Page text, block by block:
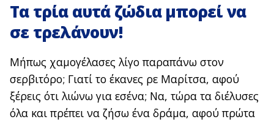
Τα τρία αυτά ζώδια μπορεί να
σε τρελάνουν!
Μήπως χαμογέλασες λίγο παραπάνω στον
σερβιτόρο; Γιατί το έκανες ρε Μαρίτσα, αφού
ξέρεις ότι λιώνω για εσένα; Να, τώρα τα διέλυσες
όλα και πρέπει να ζήσω ένα δράμα, αφού πρώτα